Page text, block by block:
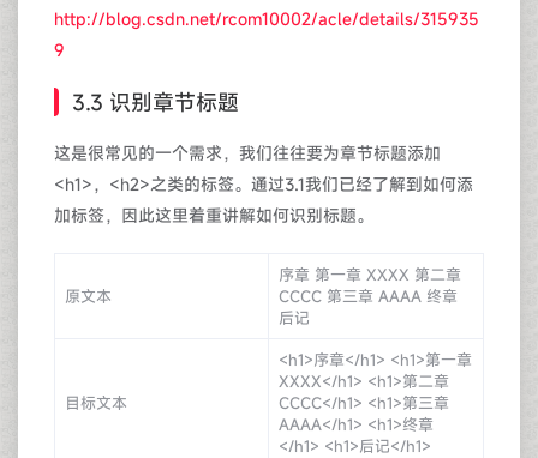
http://blog.csdn.net/rcom10002/acle/details/315935
9
3.3 识别章节标题
这是很常见的一个需求，我们往往要为章节标题添加
<h1>，<h2>之类的标签。通过3.1我们已经了解到如何添
加标签，因此这里着重讲解如何识别标题。
原文本
序章 第一章 XXXX 第二章
CCCC 第三章 AAAA 终章
后记
目标文本
<h1>序章</h1> <h1>第一章
XXXX</h1> <h1>第二章
CCCC</h1> <h1>第三章
AAAA</h1> <h1>终章
</h1> <h1>后记</h1>